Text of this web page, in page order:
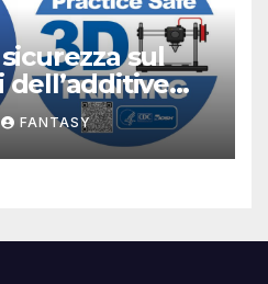
sul
dell’additive
secondo
FANTASY